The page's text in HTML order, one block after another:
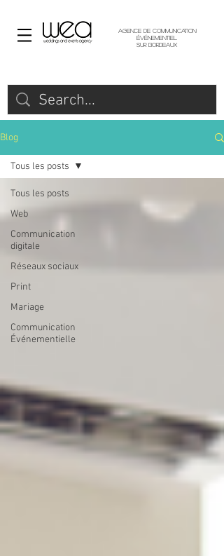
Agence de communication
événementiel
sur Bordeaux
Blog
Tous les posts
Web
Communication
digitale
Réseaux sociaux
Print
Mariage
Communication
Événementielle
Tous les posts